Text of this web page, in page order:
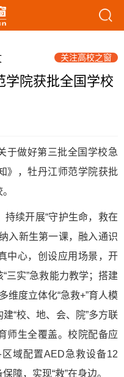
关注高校之窗
学院获批全国学校
于做好第三批全国学校急
》，牡丹江师范学院获批
续开展“守护生命，救在
入新生第一课，融入通识
中心，创设应用场景，开
三实”急救能力教学；搭建
维度立体化“急救+”育人模
“校、地、会、院”多方联
师生全覆盖。校院配备应
域配置AED急救设备12
障，实现“救”在身边。